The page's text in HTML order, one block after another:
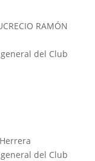
RAMÓN
del Club
del Club